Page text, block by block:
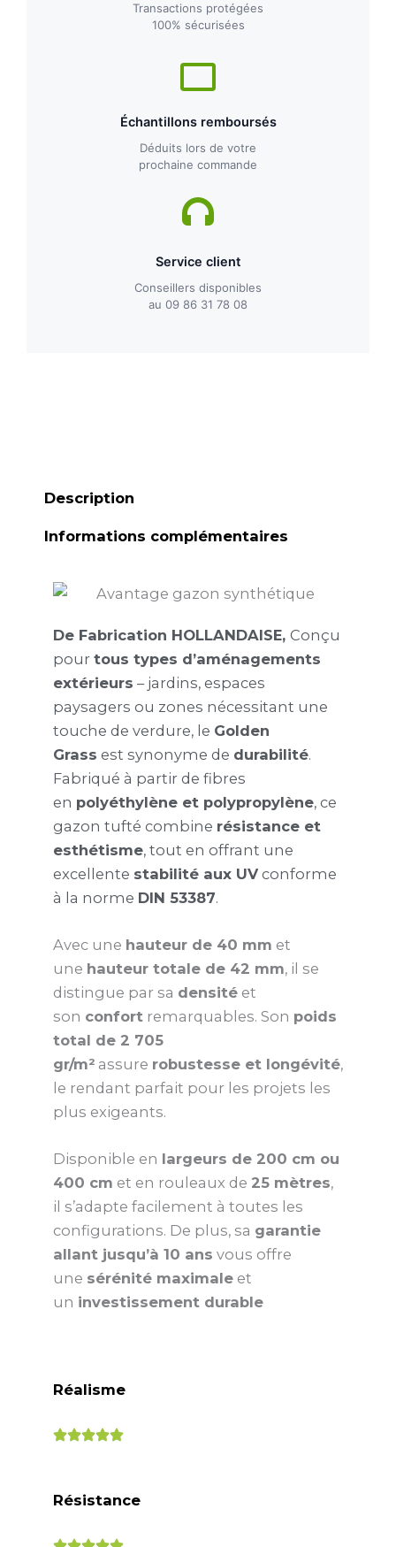
Transactions protégées
100% sécurisées
Échantillons remboursés
Déduits lors de votre
prochaine commande
Service client
Conseillers disponibles
au 09 86 31 78 08
Description
Informations complémentaires
De Fabrication HOLLANDAISE, Conçu
pour tous types d’aménagements
extérieurs – jardins, espaces
paysagers ou zones nécessitant une
touche de verdure, le Golden
Grass est synonyme de durabilité.
Fabriqué à partir de fibres
en polyéthylène et polypropylène, ce
gazon tufté combine résistance et
esthétisme, tout en offrant une
excellente stabilité aux UV conforme
à la norme DIN 53387.
Avec une hauteur de 40 mm et
une hauteur totale de 42 mm, il se
distingue par sa densité et
son confort remarquables. Son poids
total de 2 705
gr/m² assure robustesse et longévité,
le rendant parfait pour les projets les
plus exigeants.
Disponible en largeurs de 200 cm ou
400 cm et en rouleaux de 25 mètres,
il s’adapte facilement à toutes les
configurations. De plus, sa garantie
allant jusqu’à 10 ans vous offre
une sérénité maximale et
un investissement durable
Réalisme
Résistance